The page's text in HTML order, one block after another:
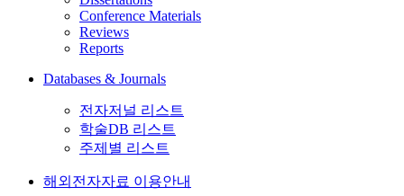
Conference Materials
Reviews
Reports
Databases & Journals
전자저널 리스트
학술DB 리스트
주제별 리스트
해외전자자료 이용안내